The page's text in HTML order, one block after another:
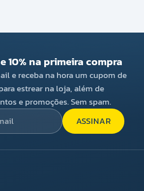
10% na primeira compra
e receba na hora um cupom de
estrear na loja, além de
e promoções. Sem spam.
ASSINAR